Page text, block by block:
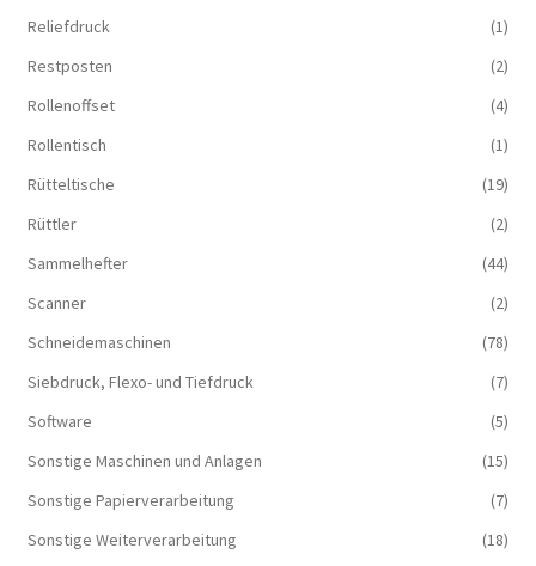
Reliefdruck
(1)
Restposten
(2)
Rollenoffset
(4)
Rollentisch
(1)
Rütteltische
(19)
Rüttler
(2)
Sammelhefter
(44)
Scanner
(2)
Schneidemaschinen
(78)
Siebdruck, Flexo- und Tiefdruck
(7)
Software
(5)
Sonstige Maschinen und Anlagen
(15)
Sonstige Papierverarbeitung
(7)
Sonstige Weiterverarbeitung
(18)